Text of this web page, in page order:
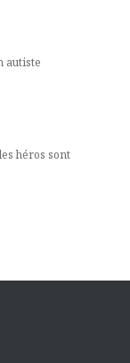
autiste
héros sont